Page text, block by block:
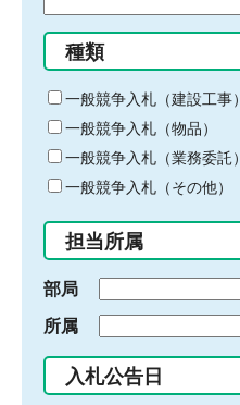
る
キ
ー
ワ
ー
ド
入
力
種類
一般競争入札（建設工事）
一般競争入札（物品）
一般競争入札（業務委託）
一般競争入札（その他）
担当所属
部局
所属
入札公告日